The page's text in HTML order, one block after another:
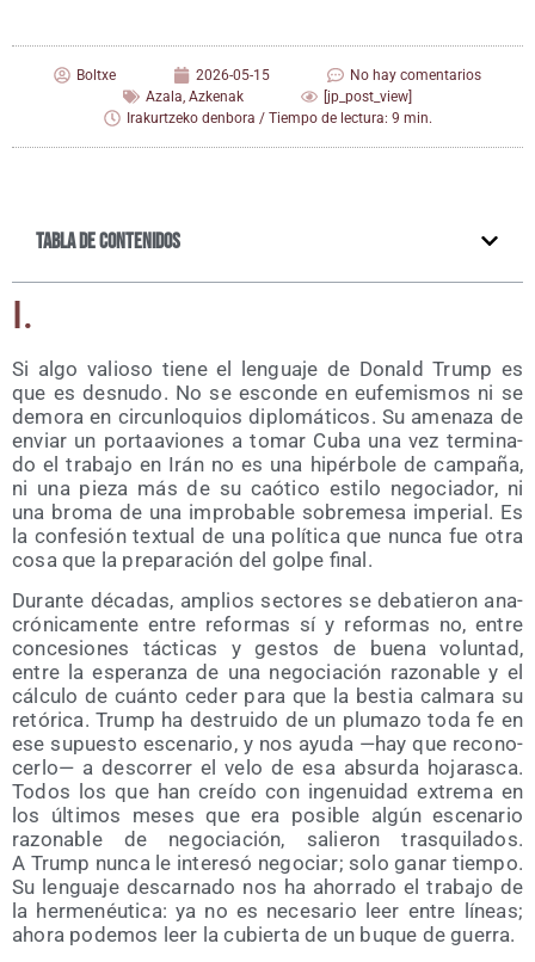
Boltxe 2026-05-15
No hay comentarios
Azala, Azkenak
[jp_post_view]
Irakurtzeko denbora / Tiempo de lectura: 9 min.
Tabla de contenidos
I.
Si algo valio­so tie­ne el len­gua­je de Donald Trump es
que es des­nu­do. No se escon­de en eufe­mis­mos ni se
demo­ra en cir­cun­lo­quios diplo­má­ti­cos. Su ame­na­za de
enviar un por­ta­avio­nes a tomar Cuba una vez ter­mi­na­
do el tra­ba­jo en Irán no es una hipér­bo­le de cam­pa­ña,
ni una pie­za más de su caó­ti­co esti­lo nego­cia­dor, ni
una bro­ma de una impro­ba­ble sobre­me­sa impe­rial. Es
la con­fe­sión tex­tual de una polí­ti­ca que nun­ca fue otra
cosa que la pre­pa­ra­ción del gol­pe final.
Duran­te déca­das, amplios sec­to­res se deba­tie­ron ana­
cró­ni­ca­men­te entre refor­mas sí y refor­mas no, entre
con­ce­sio­nes tác­ti­cas y ges­tos de bue­na volun­tad,
entre la espe­ran­za de una nego­cia­ción razo­na­ble y el
cálcu­lo de cuán­to ceder para que la bes­tia cal­ma­ra su
retó­ri­ca. Trump ha des­trui­do de un plu­ma­zo toda fe en
ese supues­to esce­na­rio, y nos ayu­da —hay que reco­no­
cer­lo— a des­co­rrer el velo de esa absur­da hoja­ras­ca.
Todos los que han creí­do con inge­nui­dad extre­ma en
los últi­mos meses que era posi­ble algún esce­na­rio
razo­na­ble de nego­cia­ción, salie­ron tras­qui­la­dos.
A Trump nun­ca le intere­só nego­ciar; solo ganar tiem­po.
Su len­gua­je des­car­na­do nos ha aho­rra­do el tra­ba­jo de
la her­me­néu­ti­ca: ya no es nece­sa­rio leer entre líneas;
aho­ra pode­mos leer la cubier­ta de un buque de guerra.